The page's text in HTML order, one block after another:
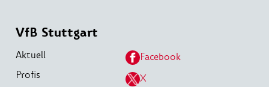
VfB Stuttgart
Aktuell
Profis
Facebook
X